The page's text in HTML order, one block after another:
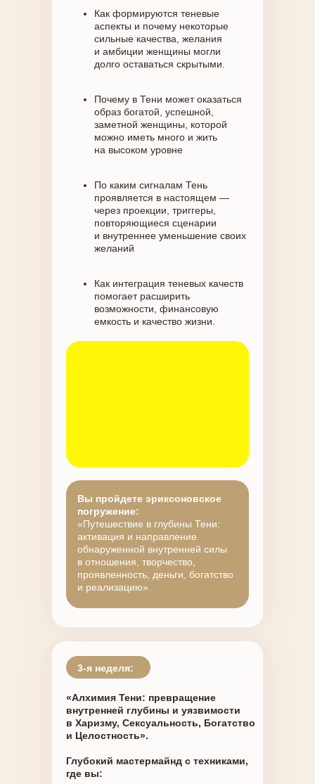
Как формируются теневые
аспекты и почему некоторые
сильные качества, желания
и амбиции женщины могли
долго оставаться скрытыми.
Почему в Тени может оказаться
образ богатой, успешной,
заметной женщины, которой
можно иметь много и жить
на высоком уровне
По каким сигналам Тень
проявляется в настоящем —
через проекции, триггеры,
повторяющиеся сценарии
и внутреннее уменьшение своих
желаний
Как интеграция теневых качеств
помогает расширить
возможности, финансовую
емкость и качество жизни.
Вы пройдете эриксоновское
погружение:
«Путешествие в глубины Тени:
активация и направление
обнаруженной внутренней силы
в отношения, творчество,
проявленность, деньги, богатство
и реализацию»
«Алхимия Тени: превращение
внутренней глубины и уязвимости
в Харизму, Сексуальность, Богатство
и Целостность».
Глубокий мастермайнд с техниками,
где вы:
3-я неделя: